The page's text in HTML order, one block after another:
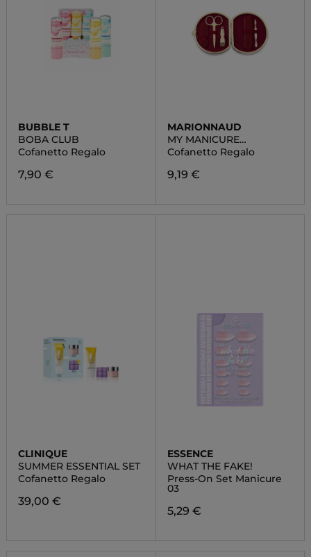
BUBBLE T
BOBA CLUB
Cofanetto Regalo
7,90 €
MARIONNAUD
MY MANICURE
ESSENTIALS
Cofanetto Regalo
9,19 €
CLINIQUE
SUMMER ESSENTIAL SET
Cofanetto Regalo
39,00 €
ESSENCE
WHAT THE FAKE!
Press-On Set Manicure
03
5,29 €